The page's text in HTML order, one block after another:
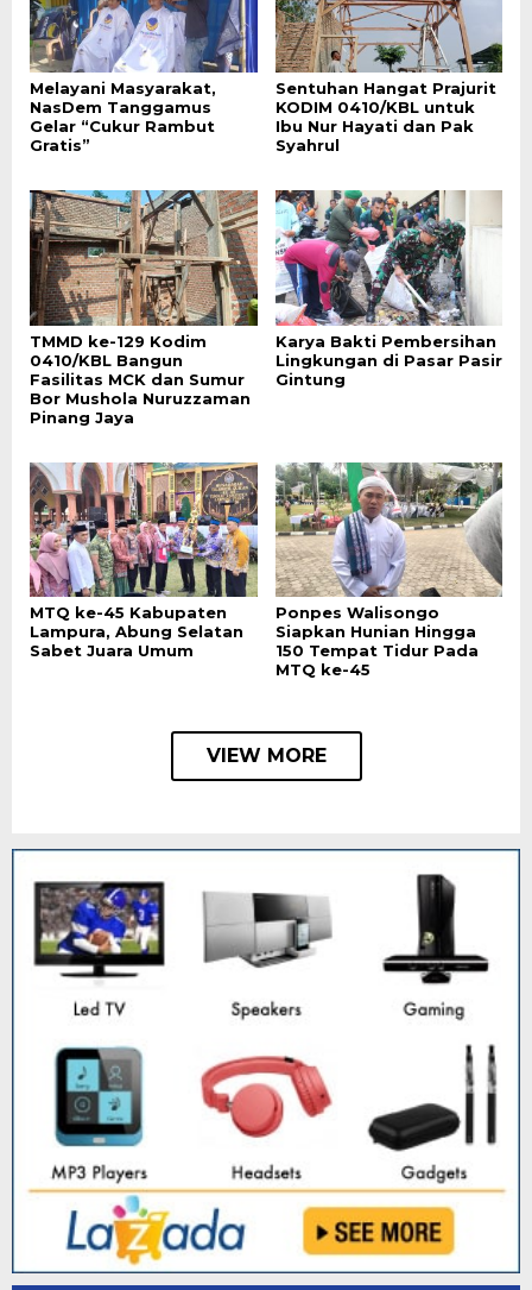
Melayani Masyarakat,
NasDem Tanggamus
Gelar “Cukur Rambut
Gratis”
Sentuhan Hangat Prajurit
KODIM 0410/KBL untuk
Ibu Nur Hayati dan Pak
Syahrul
TMMD ke-129 Kodim
0410/KBL Bangun
Fasilitas MCK dan Sumur
Bor Mushola Nuruzzaman
Pinang Jaya
Karya Bakti Pembersihan
Lingkungan di Pasar Pasir
Gintung
MTQ ke-45 Kabupaten
Lampura, Abung Selatan
Sabet Juara Umum
Ponpes Walisongo
Siapkan Hunian Hingga
150 Tempat Tidur Pada
MTQ ke-45
VIEW MORE